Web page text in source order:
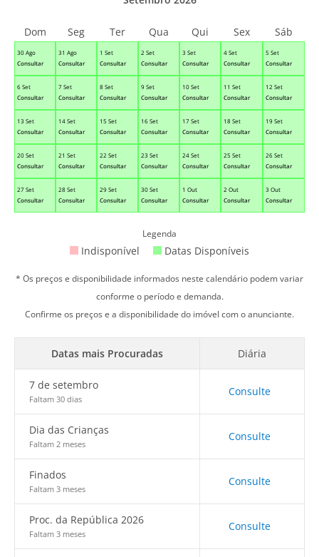
30 Ago
Consultar
31 Ago
Consultar
1 Set
Consultar
2 Set
Consultar
3 Set
Consultar
4 Set
Consultar
5 Set
Consultar
6 Set
Consultar
7 Set
Consultar
8 Set
Consultar
9 Set
Consultar
10 Set
Consultar
11 Set
Consultar
12 Set
Consultar
13 Set
Consultar
14 Set
Consultar
15 Set
Consultar
16 Set
Consultar
17 Set
Consultar
18 Set
Consultar
19 Set
Consultar
20 Set
Consultar
21 Set
Consultar
22 Set
Consultar
23 Set
Consultar
24 Set
Consultar
25 Set
Consultar
26 Set
Consultar
27 Set
Consultar
28 Set
Consultar
29 Set
Consultar
30 Set
Consultar
1 Out
Consultar
2 Out
Consultar
3 Out
Consultar
Dom Seg Ter Qua Qui Sex Sáb
Legenda
Indisponível Datas Disponíveis
* Os preços e disponibilidade informados neste calendário podem variar
conforme o período e demanda.
Confirme os preços e a disponibilidade do imóvel com o anunciante.
Datas mais Procuradas Diária
7 de setembro
Faltam 30 dias
Consulte
Dia das Crianças
Faltam 2 meses
Consulte
Finados
Faltam 3 meses
Consulte
Proc. da República 2026
Faltam 3 meses
Consulte